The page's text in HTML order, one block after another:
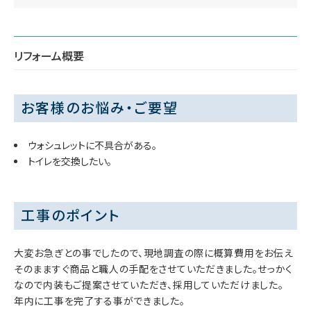
リフォーム概要
お客様のお悩み・ご要望
ウォシュレットに不具合がある。
トイレを交換したい。
工事のポイント
大変お急ぎとの事でしたので、現地調査の際に概算費用をお伝え
そのまますぐ商品と職人の手配をさせていただきました。せっかく
なので内装もご提案させていただき、採用していただけました。
年内に工事を完了する事ができました。